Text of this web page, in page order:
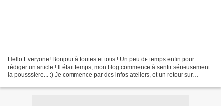
Hello Everyone! Bonjour à toutes et tous ! Un peu de temps enfin pour
rédiger un article ! Il était temps, mon blog commence à sentir sérieusement
la pousssière... :) Je commence par des infos ateliers, et un retour sur